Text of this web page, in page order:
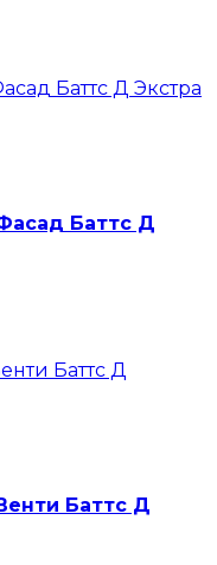
Баттс Д
Баттс Д